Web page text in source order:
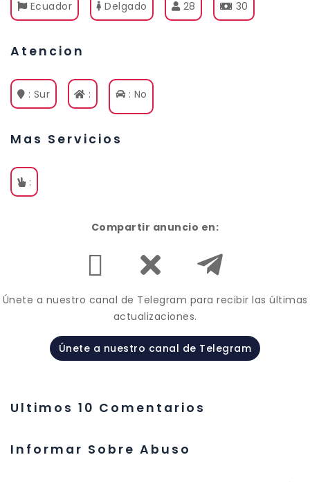
Ecuador Delgado 28 30
Atencion
: Sur : : No
Mas Servicios
:
Compartir anuncio en:
Únete a nuestro canal de Telegram para recibir las últimas
actualizaciones.
Únete a nuestro canal de Telegram
Ultimos 10 Comentarios
Informar Sobre Abuso